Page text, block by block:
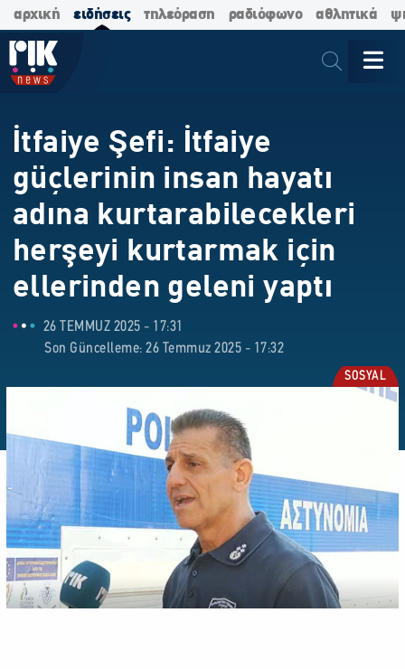
αρχική ειδήσεις τηλεόραση ραδιόφωνο αθλητικά
İtfaiye Şefi: İtfaiye
güçlerinin insan hayatı
adına kurtarabilecekleri
herşeyi kurtarmak için
ellerinden geleni yaptı
26 TEMMUZ 2025 - 17:31
Son Güncelleme: 26 Temmuz 2025 - 17:32
SOSYAL